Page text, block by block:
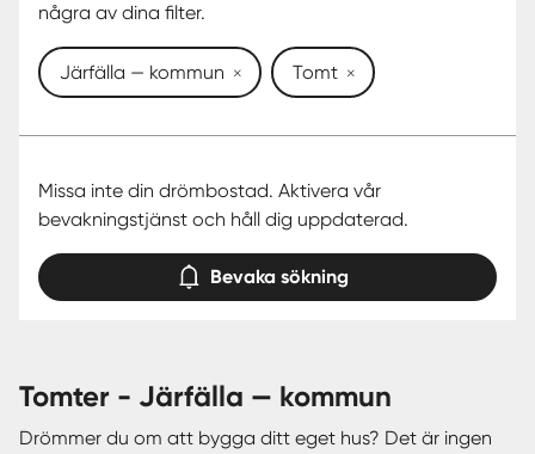
några av dina filter.
Järfälla — kommun Tomt
Missa inte din drömbostad. Aktivera vår
bevakningstjänst och håll dig uppdaterad.
Bevaka sökning
tomter - Järfälla — kommun
Drömmer du om att bygga ditt eget hus? Det är ingen